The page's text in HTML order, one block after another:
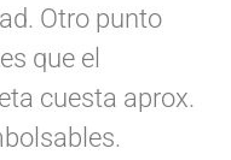
Otro punto
que el
cuesta aprox.